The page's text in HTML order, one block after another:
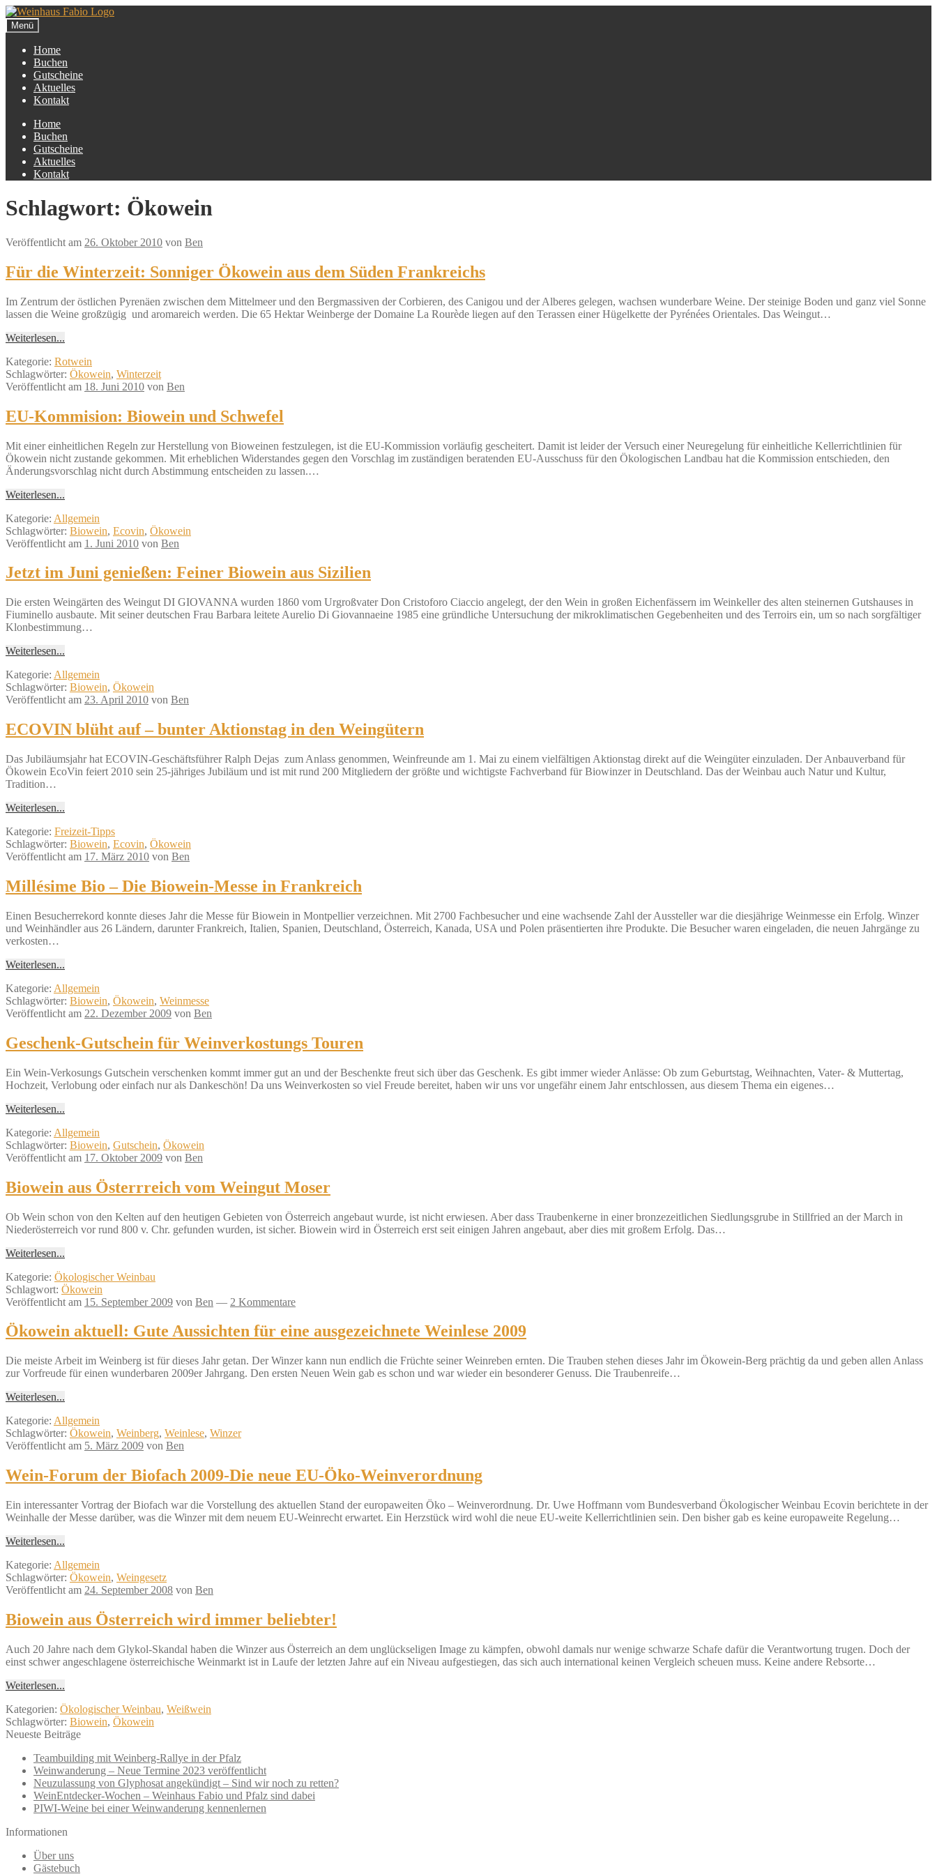
Zur
Navigation
springen
Zum
Inhalt
springen
Menü
Home
Buchen
Gutscheine
Aktuelles
Kontakt
Home
Buchen
Gutscheine
Aktuelles
Kontakt
Schlagwort: Ökowein
Veröffentlicht am 26. Oktober 2010 von Ben
Für die Winterzeit: Sonniger Ökowein aus dem Süden Frankreichs
Im Zentrum der östlichen Pyrenäen zwischen dem Mittelmeer und den Bergmassiven der Corbieren, des Canigou und der Alberes gelegen, wachsen wunderbare Weine. Der steinige Boden und ganz viel Sonne
lassen die Weine großzügig und aromareich werden. Die 65 Hektar Weinberge der Domaine La Rourède liegen auf den Terassen einer Hügelkette der Pyrénées Orientales. Das Weingut…
Weiterlesen...
Kategorie: Rotwein
Schlagwörter: Ökowein, Winterzeit
Veröffentlicht am 18. Juni 2010 von Ben
EU-Kommision: Biowein und Schwefel
Mit einer einheitlichen Regeln zur Herstellung von Bioweinen festzulegen, ist die EU-Kommission vorläufig gescheitert. Damit ist leider der Versuch einer Neuregelung für einheitliche Kellerrichtlinien für
Ökowein nicht zustande gekommen. Mit erheblichen Widerstandes gegen den Vorschlag im zuständigen beratenden EU-Ausschuss für den Ökologischen Landbau hat die Kommission entschieden, den
Änderungsvorschlag nicht durch Abstimmung entscheiden zu lassen.…
Weiterlesen...
Kategorie: Allgemein
Schlagwörter: Biowein, Ecovin, Ökowein
Veröffentlicht am 1. Juni 2010 von Ben
Jetzt im Juni genießen: Feiner Biowein aus Sizilien
Die ersten Weingärten des Weingut DI GIOVANNA wurden 1860 vom Urgroßvater Don Cristoforo Ciaccio angelegt, der den Wein in großen Eichenfässern im Weinkeller des alten steinernen Gutshauses in
Fiuminello ausbaute. Mit seiner deutschen Frau Barbara leitete Aurelio Di Giovannaeine 1985 eine gründliche Untersuchung der mikroklimatischen Gegebenheiten und des Terroirs ein, um so nach sorgfältiger
Klonbestimmung…
Weiterlesen...
Kategorie: Allgemein
Schlagwörter: Biowein, Ökowein
Veröffentlicht am 23. April 2010 von Ben
ECOVIN blüht auf – bunter Aktionstag in den Weingütern
Das Jubiläumsjahr hat ECOVIN-Geschäftsführer Ralph Dejas zum Anlass genommen, Weinfreunde am 1. Mai zu einem vielfältigen Aktionstag direkt auf die Weingüter einzuladen. Der Anbauverband für
Ökowein EcoVin feiert 2010 sein 25-jähriges Jubiläum und ist mit rund 200 Mitgliedern der größte und wichtigste Fachverband für Biowinzer in Deutschland. Das der Weinbau auch Natur und Kultur,
Tradition…
Weiterlesen...
Kategorie: Freizeit-Tipps
Schlagwörter: Biowein, Ecovin, Ökowein
Veröffentlicht am 17. März 2010 von Ben
Millésime Bio – Die Biowein-Messe in Frankreich
Einen Besucherrekord konnte dieses Jahr die Messe für Biowein in Montpellier verzeichnen. Mit 2700 Fachbesucher und eine wachsende Zahl der Aussteller war die diesjährige Weinmesse ein Erfolg. Winzer
und Weinhändler aus 26 Ländern, darunter Frankreich, Italien, Spanien, Deutschland, Österreich, Kanada, USA und Polen präsentierten ihre Produkte. Die Besucher waren eingeladen, die neuen Jahrgänge zu
verkosten…
Weiterlesen...
Kategorie: Allgemein
Schlagwörter: Biowein, Ökowein, Weinmesse
Veröffentlicht am 22. Dezember 2009 von Ben
Geschenk-Gutschein für Weinverkostungs Touren
Ein Wein-Verkosungs Gutschein verschenken kommt immer gut an und der Beschenkte freut sich über das Geschenk. Es gibt immer wieder Anlässe: Ob zum Geburtstag, Weihnachten, Vater- & Muttertag,
Hochzeit, Verlobung oder einfach nur als Dankeschön! Da uns Weinverkosten so viel Freude bereitet, haben wir uns vor ungefähr einem Jahr entschlossen, aus diesem Thema ein eigenes…
Weiterlesen...
Kategorie: Allgemein
Schlagwörter: Biowein, Gutschein, Ökowein
Veröffentlicht am 17. Oktober 2009 von Ben
Biowein aus Österrreich vom Weingut Moser
Ob Wein schon von den Kelten auf den heutigen Gebieten von Österreich angebaut wurde, ist nicht erwiesen. Aber dass Traubenkerne in einer bronzezeitlichen Siedlungsgrube in Stillfried an der March in
Niederösterreich vor rund 800 v. Chr. gefunden wurden, ist sicher. Biowein wird in Österreich erst seit einigen Jahren angebaut, aber dies mit großem Erfolg. Das…
Weiterlesen...
Kategorie: Ökologischer Weinbau
Schlagwort: Ökowein
Veröffentlicht am 15. September 2009 von Ben — 2 Kommentare
Ökowein aktuell: Gute Aussichten für eine ausgezeichnete Weinlese 2009
Die meiste Arbeit im Weinberg ist für dieses Jahr getan. Der Winzer kann nun endlich die Früchte seiner Weinreben ernten. Die Trauben stehen dieses Jahr im Ökowein-Berg prächtig da und geben allen Anlass
zur Vorfreude für einen wunderbaren 2009er Jahrgang. Den ersten Neuen Wein gab es schon und war wieder ein besonderer Genuss. Die Traubenreife…
Weiterlesen...
Kategorie: Allgemein
Schlagwörter: Ökowein, Weinberg, Weinlese, Winzer
Veröffentlicht am 5. März 2009 von Ben
Wein-Forum der Biofach 2009-Die neue EU-Öko-Weinverordnung
Ein interessanter Vortrag der Biofach war die Vorstellung des aktuellen Stand der europaweiten Öko – Weinverordnung. Dr. Uwe Hoffmann vom Bundesverband Ökologischer Weinbau Ecovin berichtete in der
Weinhalle der Messe darüber, was die Winzer mit dem neuem EU-Weinrecht erwartet. Ein Herzstück wird wohl die neue EU-weite Kellerrichtlinien sein. Den bisher gab es keine europaweite Regelung…
Weiterlesen...
Kategorie: Allgemein
Schlagwörter: Ökowein, Weingesetz
Veröffentlicht am 24. September 2008 von Ben
Biowein aus Österreich wird immer beliebter!
Auch 20 Jahre nach dem Glykol-Skandal haben die Winzer aus Österreich an dem unglückseligen Image zu kämpfen, obwohl damals nur wenige schwarze Schafe dafür die Verantwortung trugen. Doch der
einst schwer angeschlagene österreichische Weinmarkt ist in Laufe der letzten Jahre auf ein Niveau aufgestiegen, das sich auch international keinen Vergleich scheuen muss. Keine andere Rebsorte…
Weiterlesen...
Kategorien: Ökologischer Weinbau, Weißwein
Schlagwörter: Biowein, Ökowein
Neueste Beiträge
Teambuilding mit Weinberg-Rallye in der Pfalz
Weinwanderung – Neue Termine 2023 veröffentlicht
Neuzulassung von Glyphosat angekündigt – Sind wir noch zu retten?
WeinEntdecker-Wochen – Weinhaus Fabio und Pfalz sind dabei
PIWI-Weine bei einer Weinwanderung kennenlernen
Informationen
Über uns
Gästebuch